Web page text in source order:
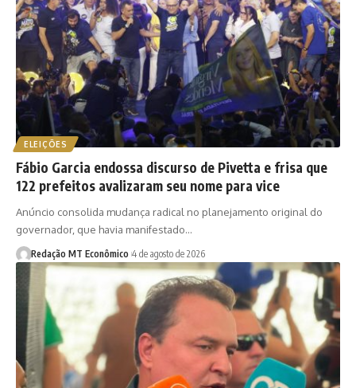
ELEIÇÕES
Fábio Garcia endossa discurso de Pivetta e frisa que
122 prefeitos avalizaram seu nome para vice
Anúncio consolida mudança radical no planejamento original do
governador, que havia manifestado…
Redação MT Econômico 4 de agosto de 2026